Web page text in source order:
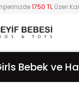
1750 TL Üzeri
Bebek ve